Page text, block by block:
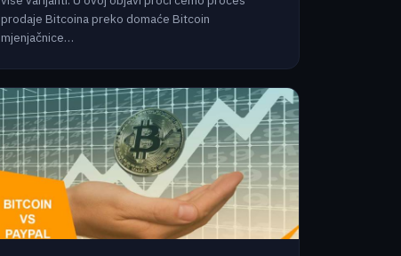
prodaje Bitcoina preko domaće Bitcoin
mjenjačnice…